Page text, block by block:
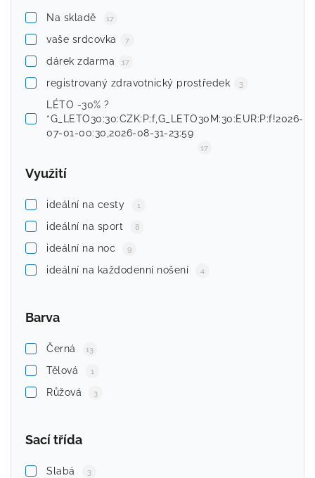
Na skladě 17
vaše srdcovka 7
dárek zdarma 17
registrovaný zdravotnický prostředek 3
LÉTO -30% ?
*G_LETO30:30:CZK:P:f,G_LETO30M:30:EUR:P:f!2026-
07-01-00:30,2026-08-31-23:59
17
Využití
ideální na cesty 1
ideální na sport 8
ideální na noc 9
ideální na každodenní nošení 4
Barva
Černá 13
Tělová 1
Růžová 3
Sací třída
Slabá 3